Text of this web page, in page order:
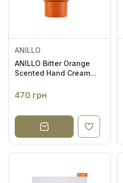
ANILLO
ANILLO Bitter Orange
Scented Hand Cream
470 грн